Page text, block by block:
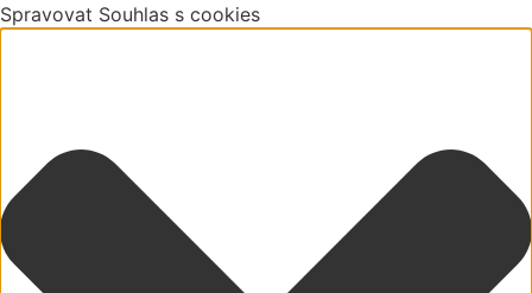
Spravovat Souhlas s cookies